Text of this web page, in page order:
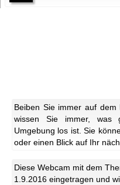
Beiben Sie immer auf
wissen Sie immer, was
Umgebung los ist. Sie
oder einen Blick auf Ihr
Diese Webcam mit dem
1.9.2016 eingetragen und